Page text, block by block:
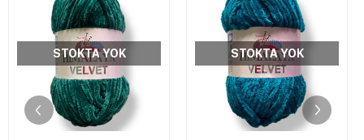
STOKTA YOK STOKTA YOK